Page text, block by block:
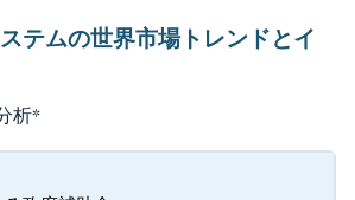
テムの世界市場トレンドとイ
析*